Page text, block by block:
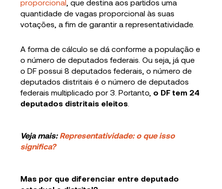
proporcional
, que destina aos partidos uma
quantidade de vagas proporcional às suas
votações, a fim de garantir a representatividade.
A forma de cálculo se dá conforme a população e
o número de deputados federais. Ou seja, já que
o DF possui 8 deputados federais, o número de
deputados distritais é o número de deputados
federais multiplicado por 3. Portanto, o DF tem 24
deputados distritais eleitos
Veja mais: Representatividade: o que isso
significa?
Mas por que diferenciar entre deputado